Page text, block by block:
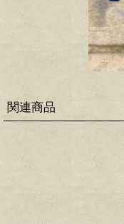
関連商品